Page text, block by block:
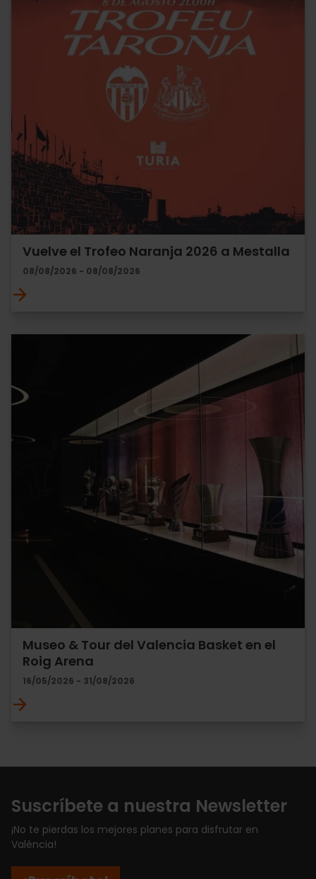
Vuelve el Trofeo Naranja 2026 a Mestalla
08/08/2026 - 08/08/2026
Museo & Tour del Valencia Basket en el
Roig Arena
16/05/2026 - 31/08/2026
Suscríbete a nuestra Newsletter
¡No te pierdas los mejores planes para disfrutar en
València!